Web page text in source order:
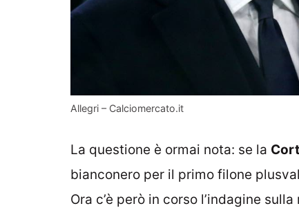
Allegri – Calciomercato.it
La questione è ormai nota: se la
bianconero per il primo filone
Ora c’è però in corso l’indagine